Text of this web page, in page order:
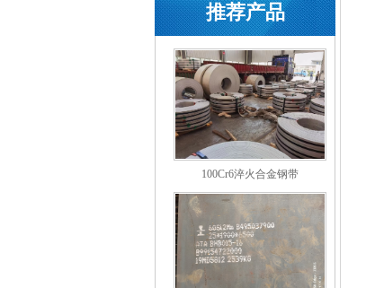
推荐产品
100Cr6淬火合金钢带